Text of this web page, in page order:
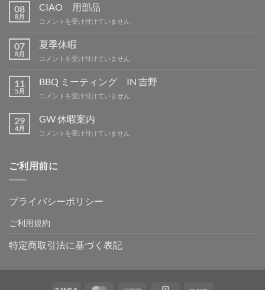
08
8月
CIAO 用部品
CIAO
部
品
は
コメントを受け付けていません
07
8月
夏季休暇
夏
休
暇
は
コメントを受け付けていません
11
5月
BBQ ミーティング IN 吉野
BBQ
ー
テ
ィ
IN
コメントを受け付けていません
29
4月
GW 休暇案内
GW
案
内
コメントを受け付けていません
ご利用前に
プライバシーポリシー
ご利用規約
特定商取引法に基づく表記